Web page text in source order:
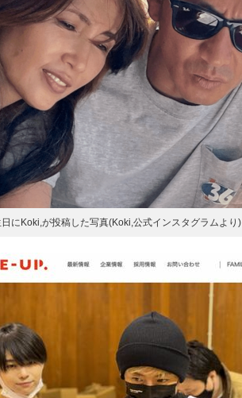
にKoki,が投稿した写真(Koki,公式インスタグラムより)